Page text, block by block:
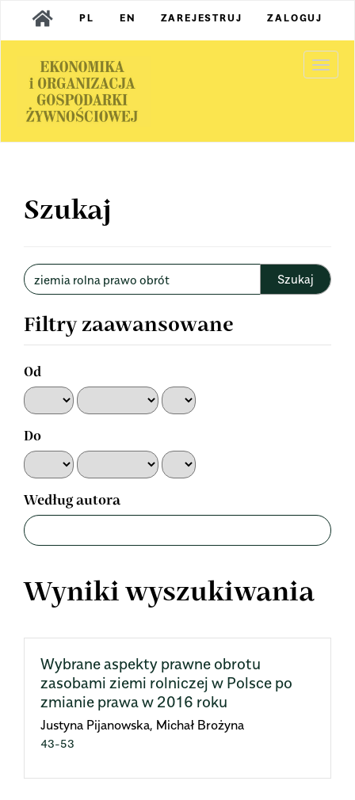
Main
Navigation
Content
Sidebar
PL EN ZAREJESTRUJ ZALOGUJ
Szukaj
Wyszukaj
w
Filtry zaawansowane
Od
Do
Według autora
Wyniki wyszukiwania
Wybrane aspekty prawne obrotu
zasobami ziemi rolniczej w Polsce po
zmianie prawa w 2016 roku
Justyna Pijanowska, Michał Brożyna
43-53